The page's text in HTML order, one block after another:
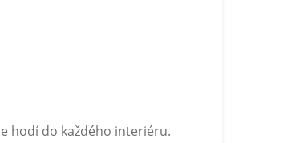
hodí do každého interiéru.